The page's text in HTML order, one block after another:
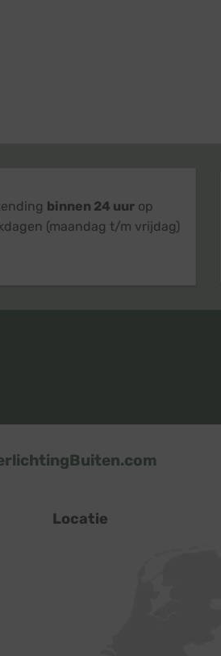
binnen 24 uurop
(maandag t/m vrijdag)
Locatie